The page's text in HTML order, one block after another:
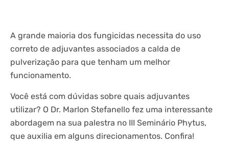
A grande maioria dos fungicidas necessita do uso
correto de adjuvantes associados a calda de
pulverização para que tenham um melhor
funcionamento.
Você está com dúvidas sobre quais adjuvantes
utilizar? O Dr. Marlon Stefanello fez uma interessante
abordagem na sua palestra no III Seminário Phytus,
que auxilia em alguns direcionamentos. Confira!